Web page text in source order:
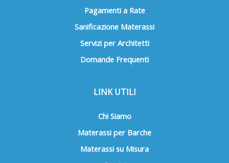
Pagamenti a Rate
Sanificazione Materassi
Servizi per Architetti
Domande Frequenti
LINK UTILI
Chi Siamo
Materassi per Barche
Materassi su Misura